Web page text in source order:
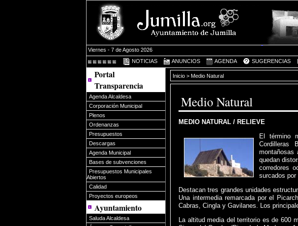
Viernes - 7 de Agosto 2026
NOTICIAS
ANUNCIOS AGENDA SUGERENCIAS
Portal
Transparencia
Agenda Alcaldesa
Corporación Municipal
Plenos
Ordenanzas
Presupuestos
Descargas
Agenda Municipal
Bases de subvenciones
Presupuestos Municipales
Abiertos
Calidad
Proyectos europeos
Ayuntamiento
Saluda Alcaldesa
Inicio> Medio Natural
Medio Natural
MEDIO NATURAL / RELIEVE
El término
Cordilleras
montañosas
quedan
corredores
surcados por
Destacan tres grandes unidades
Una intermedia remarcada por el
Cabras, Cingla y Gavilanes. Los
La altitud media del territorio es de 600